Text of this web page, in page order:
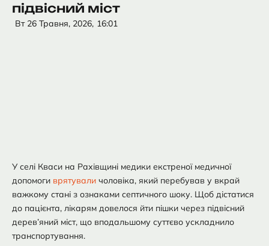
підвісний міст
Вт 26 Травня, 2026, 16:01
У селі Кваси на Рахівщині медики екстреної медичної
допомоги врятували чоловіка, який перебував у вкрай
важкому стані з ознаками септичного шоку. Щоб дістатися
до пацієнта, лікарям довелося йти пішки через підвісний
дерев’яний міст, що вподальшому суттєво ускладнило
транспортування.